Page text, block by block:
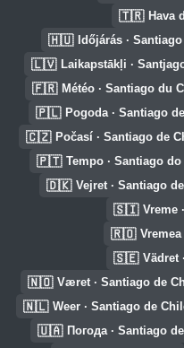
🇹🇷 Hava
🇭🇺 Időjárás ·
🇱🇻 Laikapstākļi ·
🇫🇷 Météo · Santiago du
🇵🇱 Pogoda · Santiago
🇨🇿 Počasí · Santiago de
🇵🇹 Tempo · Santiago
🇩🇰 Vejret · Santiago
🇸🇮 Vreme
🇷🇴
🇸🇪 Vädret
🇳🇴 Været · Santiago de
🇳🇱 Weer · Santiago de
🇺🇦 Погода · Santiago